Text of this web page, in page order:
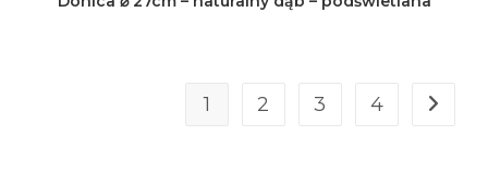
wiele
stronie
produktu
1 2 3 4